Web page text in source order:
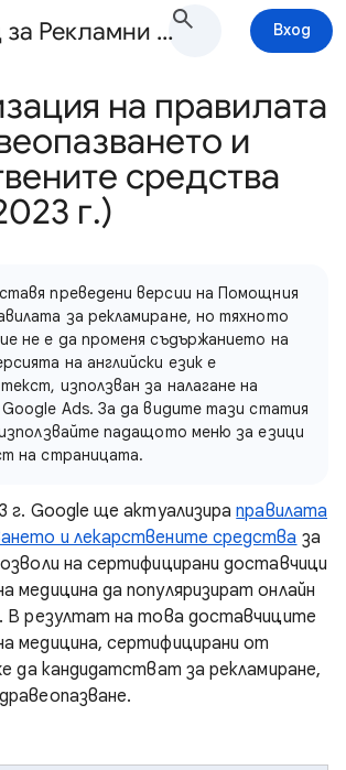
Помощ за Рекламни правила Вход
на правилата
и
средства
г.)
преведени версии на Помощния
за рекламиране, но тяхното
не е да променя съдържанието на
на английски език е
използван за налагане на
Ads. За да видите тази статия
падащото меню за езици
на страницата.
г. Google ще актуализираправилата
и лекарствените средства за
на сертифицирани доставчици
медицина да популяризират онлайн
В резултат на това доставчиците
медицина, сертифицирани от
да кандидатстват за рекламиране,